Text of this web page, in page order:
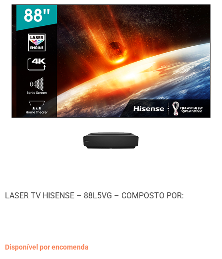
LASER TV HISENSE – 88L5VG – COMPOSTO POR:
Disponível por encomenda